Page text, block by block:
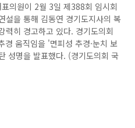
의원이 2월 3일 제388회 임시회
설을 통해 김동연 경기도지사의 복
력히 경고하고 있다. 경기도의회
움직임을 '면피성 추경·눈치 보
성명을 발표했다. (경기도의회 국